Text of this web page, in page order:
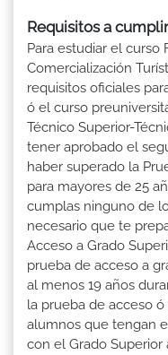
Requisitos a cumplir
Para estudiar el curso
Comercialización
requisitos oficiales
ó el curso
Técnico Superior-
tener aprobado el
haber superado la
para mayores de 25
cumplas ninguno de
necesario que te
Acceso a Grado
prueba de acceso a
al menos 19 años
la prueba de acceso
alumnos que tengan
con el Grado Superior